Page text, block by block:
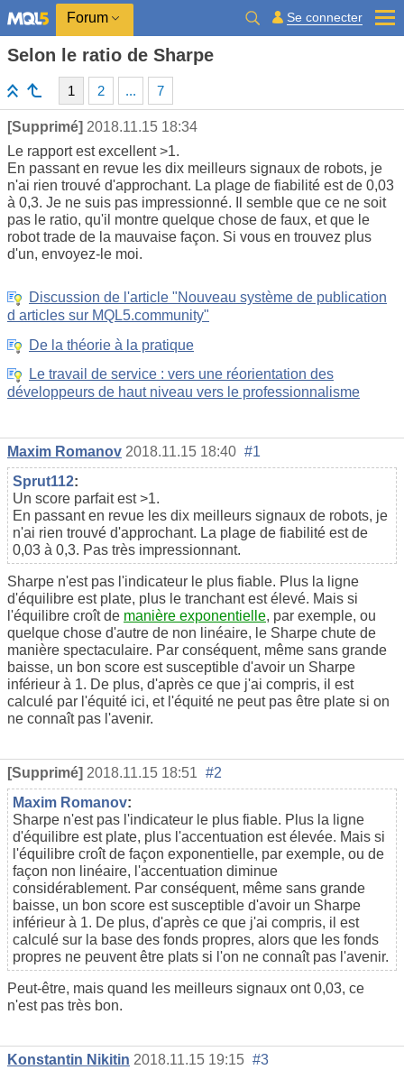
Forum Se connecter
Selon le ratio de Sharpe
1 2 ... 7
[Supprimé] 2018.11.15 18:34
Le rapport est excellent >1.
En passant en revue les dix meilleurs signaux de robots, je
n'ai rien trouvé d'approchant. La plage de fiabilité est de 0,03
à 0,3. Je ne suis pas impressionné. Il semble que ce ne soit
pas le ratio, qu'il montre quelque chose de faux, et que le
robot trade de la mauvaise façon. Si vous en trouvez plus
d'un, envoyez-le moi.
Discussion de l'article "Nouveau système de publication
d articles sur MQL5.community"
De la théorie à la pratique
Le travail de service : vers une réorientation des
développeurs de haut niveau vers le professionnalisme
Maxim Romanov 2018.11.15 18:40 #1
Sprut112:
Un score parfait est >1.
En passant en revue les dix meilleurs signaux de robots, je
n'ai rien trouvé d'approchant. La plage de fiabilité est de
0,03 à 0,3. Pas très impressionnant.
Sharpe n'est pas l'indicateur le plus fiable. Plus la ligne
d'équilibre est plate, plus le tranchant est élevé. Mais si
l'équilibre croît de manière exponentielle, par exemple, ou
quelque chose d'autre de non linéaire, le Sharpe chute de
manière spectaculaire. Par conséquent, même sans grande
baisse, un bon score est susceptible d'avoir un Sharpe
inférieur à 1. De plus, d'après ce que j'ai compris, il est
calculé par l'équité ici, et l'équité ne peut pas être plate si on
ne connaît pas l'avenir.
[Supprimé] 2018.11.15 18:51 #2
Maxim Romanov:
Sharpe n'est pas l'indicateur le plus fiable. Plus la ligne
d'équilibre est plate, plus l'accentuation est élevée. Mais si
l'équilibre croît de façon exponentielle, par exemple, ou de
façon non linéaire, l'accentuation diminue
considérablement. Par conséquent, même sans grande
baisse, un bon score est susceptible d'avoir un Sharpe
inférieur à 1. De plus, d'après ce que j'ai compris, il est
calculé sur la base des fonds propres, alors que les fonds
propres ne peuvent être plats si l'on ne connaît pas l'avenir.
Peut-être, mais quand les meilleurs signaux ont 0,03, ce
n'est pas très bon.
Konstantin Nikitin 2018.11.15 19:15 #3